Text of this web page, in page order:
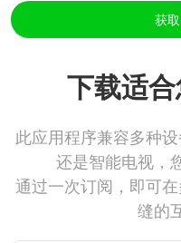
获
下载适
此应用程序兼容多种
还是智能电视，
通过一次订阅，即可
缝的